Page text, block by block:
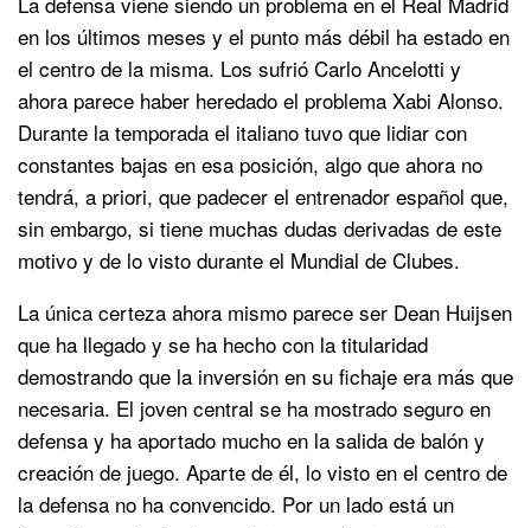
en los últimos meses y el punto más débil ha estado en
el centro de la misma. Los sufrió Carlo Ancelotti y
ahora parece haber heredado el problema Xabi Alonso.
Durante la temporada el italiano tuvo que lidiar con
constantes bajas en esa posición, algo que ahora no
tendrá, a priori, que padecer el entrenador español que,
sin embargo, si tiene muchas dudas derivadas de este
motivo y de lo visto durante el Mundial de Clubes.
La única certeza ahora mismo parece ser Dean Huijsen
que ha llegado y se ha hecho con la titularidad
demostrando que la inversión en su fichaje era más que
necesaria. El joven central se ha mostrado seguro en
defensa y ha aportado mucho en la salida de balón y
creación de juego. Aparte de él, lo visto en el centro de
la defensa no ha convencido. Por un lado está un